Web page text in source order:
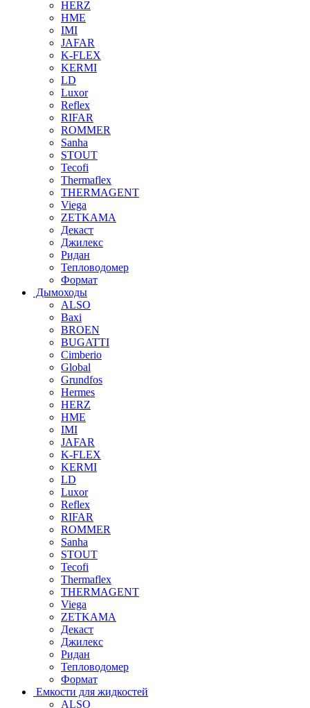
HERZ
HME
IMI
JAFAR
K-FLEX
KERMI
LD
Luxor
Reflex
RIFAR
ROMMER
Sanha
STOUT
Tecofi
Thermaflex
THERMAGENT
Viega
ZETKAMA
Декаст
Джилекс
Ридан
Тепловодомер
Формат
Дымоходы
ALSO
Baxi
BROEN
BUGATTI
Cimberio
Global
Grundfos
Hermes
HERZ
HME
IMI
JAFAR
K-FLEX
KERMI
LD
Luxor
Reflex
RIFAR
ROMMER
Sanha
STOUT
Tecofi
Thermaflex
THERMAGENT
Viega
ZETKAMA
Декаст
Джилекс
Ридан
Тепловодомер
Формат
Емкости для жидкостей
ALSO